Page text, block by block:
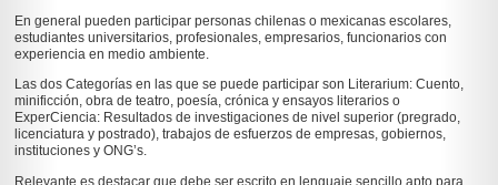
En general pueden participar personas chilenas o mexicanas escolares,
estudiantes universitarios, profesionales, empresarios, funcionarios con
experiencia en medio ambiente.
Las dos Categorías en las que se puede participar son Literarium: Cuento,
minificción, obra de teatro, poesía, crónica y ensayos literarios o
ExperCiencia: Resultados de investigaciones de nivel superior (pregrado,
licenciatura y postrado), trabajos de esfuerzos de empresas, gobiernos,
instituciones y ONG’s.
Relevante es destacar que debe ser escrito en lenguaje sencillo apto para